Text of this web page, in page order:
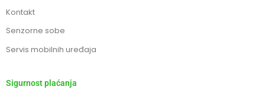
Kontakt
Senzorne sobe
Servis mobilnih uređaja
Sigurnost plaćanja